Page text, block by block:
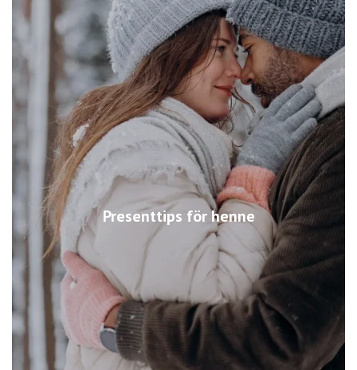
Presenttips för henne